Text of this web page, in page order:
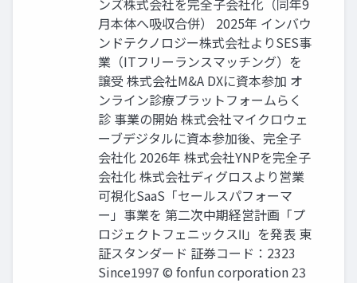
ンズ株式会社を完全子会社化（同年9
月本体へ吸収合併） 2025年 インバウ
ンドテクノロジー株式会社よりSES事
業（ITフリーランスマッチング）を
譲受 株式会社M&A DXに資本参加 オ
ンライン診療プラットフォームらく
診 事業の開始 株式会社マイクロウェ
ーブデジタルに資本参加後、完全子
会社化 2026年 株式会社YNPを完全子
会社化 株式会社ディグロスより営業
可視化SaaS「セールスパフォーマ
ー」事業を 第二次中期経営計画「プ
ロジェクトフェニックスⅡ」を発表 東
証スタンダード 証券コード：2323
Since1997 © fonfun corporation 23